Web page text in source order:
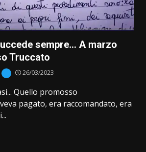
sempre… A marzo
Truccato
26/03/2023
Quello promosso
pagato, era raccomandato, era